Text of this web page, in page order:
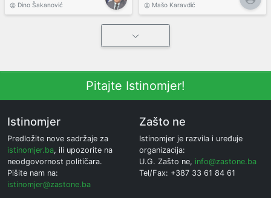
Dino Šakanović
Mašo Karavdić
Pitajte Istinomjer!
Istinomjer
Predložite nove sadržaje za
istinomjer.ba, ili upozorite na
neodgovornost političara.
Pišite nam na:
istinomjer@zastone.ba
Zašto ne
Istinomjer je razvila i uređuje
organizacija:
U.G. Zašto ne, info@zastone.ba
Tel/Fax: +387 33 61 84 61